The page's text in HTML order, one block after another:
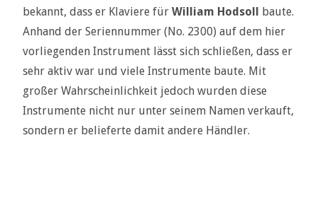
bekannt, dass er Klaviere für William Hodsoll
baute.
Anhand der Seriennummer (No. 2300) auf dem hier
vorliegenden Instrument lässt sich schließen, dass er
sehr aktiv war und viele Instrumente baute. Mit
großer Wahrscheinlichkeit jedoch wurden diese
Instrumente nicht nur unter seinem Namen verkauft,
sondern er belieferte damit andere Händler.